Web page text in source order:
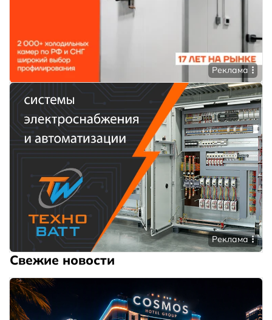
Реклама
Реклама
Свежие новости